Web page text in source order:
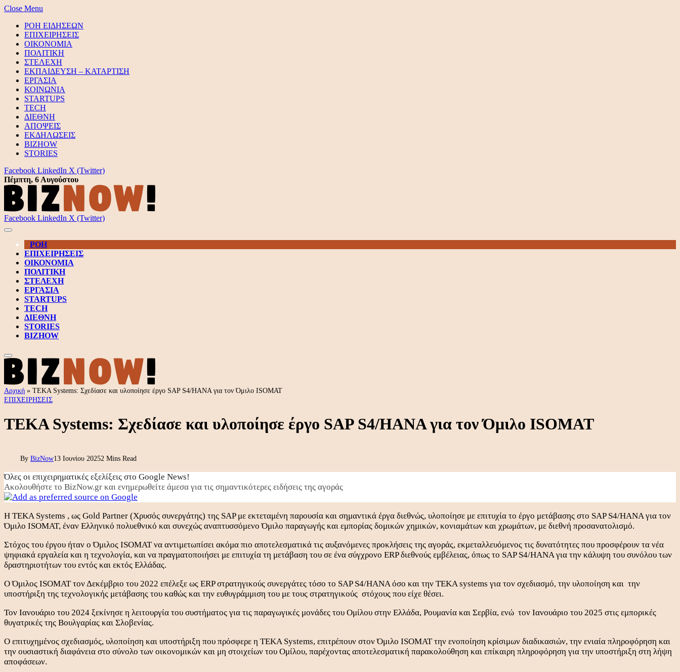
Close Menu
ΡΟΗ ΕΙΔΗΣΕΩΝ
ΕΠΙΧΕΙΡΗΣΕΙΣ
ΟΙΚΟΝΟΜΙΑ
ΠΟΛΙΤΙΚΗ
ΣΤΕΛΕΧΗ
ΕΚΠΑΙΔΕΥΣΗ – ΚΑΤΑΡΤΙΣΗ
ΕΡΓΑΣΙΑ
ΚΟΙΝΩΝΙΑ
STARTUPS
TECH
ΔΙΕΘΝΗ
ΑΠΟΨΕΙΣ
ΕΚΔΗΛΩΣΕΙΣ
BIZHOW
STORIES
Facebook LinkedIn X (Twitter)
Πέμπτη, 6 Αυγούστου
Facebook LinkedIn X (Twitter)
ΡΟΗ
ΕΠΙΧΕΙΡΗΣΕΙΣ
ΟΙΚΟΝΟΜΙΑ
ΠΟΛΙΤΙΚΗ
ΣΤΕΛΕΧΗ
ΕΡΓΑΣΙΑ
STARTUPS
TECH
ΔΙΕΘΝΗ
STORIES
BIZHOW
Αρχική » TEKA Systems: Σχεδίασε και υλοποίησε έργο SAP S4/HANA για τον Όμιλο ISOMAT
ΕΠΙΧΕΙΡΗΣΕΙΣ
TEKA Systems: Σχεδίασε και υλοποίησε έργο SAP S4/HANA για τον Όμιλο ISOMAT
By BizNow13 Ιουνίου 20252 Mins Read
Όλες οι επιχειρηματικές εξελίξεις στο Google News!
Ακολουθήστε το BizNow.gr και ενημερωθείτε άμεσα για τις σημαντικότερες ειδήσεις της αγοράς
Η TEKA Systems , ως Gold Partner (Χρυσός συνεργάτης) της SAP με εκτεταμένη παρουσία και σημαντικά έργα διεθνώς, υλοποίησε με επιτυχία το έργο μετάβασης στο SAP S4/HANA για τον
Όμιλο ISOMAT, έναν Ελληνικό πολυεθνικό και συνεχώς αναπτυσσόμενο Όμιλο παραγωγής και εμπορίας δομικών χημικών, κονιαμάτων και χρωμάτων, με διεθνή προσανατολισμό.
Στόχος του έργου ήταν ο Όμιλος ISOMAT να αντιμετωπίσει ακόμα πιο αποτελεσματικά τις αυξανόμενες προκλήσεις της αγοράς, εκμεταλλευόμενος τις δυνατότητες που προσφέρουν τα νέα
ψηφιακά εργαλεία και η τεχνολογία, και να πραγματοποιήσει με επιτυχία τη μετάβαση του σε ένα σύγχρονο ERP διεθνούς εμβέλειας, όπως το SAP S4/HANA για την κάλυψη του συνόλου των
δραστηριοτήτων του εντός και εκτός Ελλάδας.
Ο Όμιλος ISOMAT τον Δεκέμβριο του 2022 επέλεξε ως ERP στρατηγικούς συνεργάτες τόσο το SAP S4/HANA όσο και την TEKA systems για τον σχεδιασμό, την υλοποίηση και την
υποστήριξη της τεχνολογικής μετάβασης του καθώς και την ευθυγράμμιση του με τους στρατηγικούς στόχους που είχε θέσει.
Τον Ιανουάριο του 2024 ξεκίνησε η λειτουργία του συστήματος για τις παραγωγικές μονάδες του Ομίλου στην Ελλάδα, Ρουμανία και Σερβία, ενώ τον Ιανουάριο του 2025 στις εμπορικές
θυγατρικές της Βουλγαρίας και Σλοβενίας.
Ο επιτυχημένος σχεδιασμός, υλοποίηση και υποστήριξη που πρόσφερε η TEKA Systems, επιτρέπουν στον Όμιλο ISOMAT την ενοποίηση κρίσιμων διαδικασιών, την ενιαία πληροφόρηση και
την ουσιαστική διαφάνεια στο σύνολο των οικονομικών και μη στοιχείων του Ομίλου, παρέχοντας αποτελεσματική παρακολούθηση και επίκαιρη πληροφόρηση για την υποστήριξη στη λήψη
αποφάσεων.